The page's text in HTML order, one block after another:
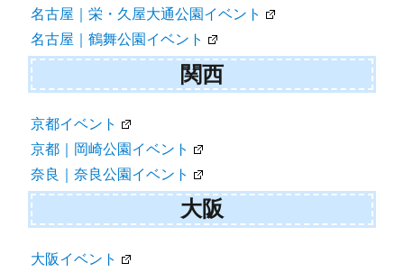
名古屋｜栄・久屋大通公園イベント
名古屋｜鶴舞公園イベント
関西
京都イベント
京都｜岡崎公園イベント
奈良｜奈良公園イベント
大阪
大阪イベント